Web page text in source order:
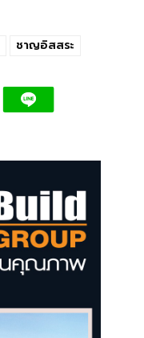
ชาญอิสสระ